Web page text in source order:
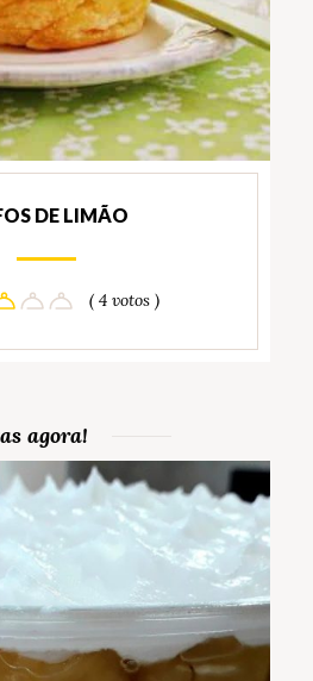
DE LIMÃO
( 4 votos )
agora!